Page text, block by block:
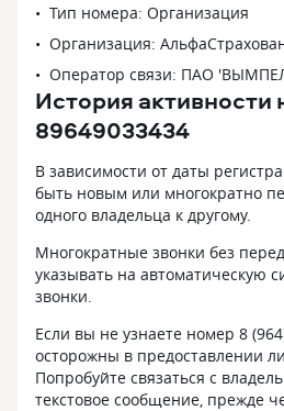
Тип номера: Организация
Организация:
Оператор связи: ПАО
История активности
89649033434
В зависимости от даты
быть новым или многократно
одного владельца к другому.
Многократные звонки без
указывать на автоматическую
звонки.
Если вы не узнаете номер 8
осторожны в предоставлении
Попробуйте связаться с
текстовое сообщение, прежде